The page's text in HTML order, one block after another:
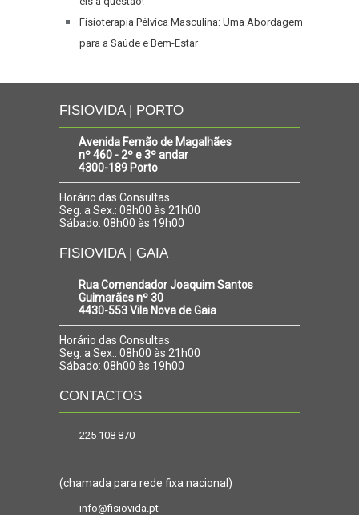
Fisioterapia Pélvica Masculina: Uma Abordagem
para a Saúde e Bem-Estar
FISIOVIDA | PORTO
Avenida Fernão de Magalhães
nº 460 - 2º e 3º andar
4300-189 Porto
Horário das Consultas
Seg. a Sex.: 08h00 às 21h00
Sábado: 08h00 às 19h00
FISIOVIDA | GAIA
Rua Comendador Joaquim Santos
Guimarães nº 30
4430-553 Vila Nova de Gaia
Horário das Consultas
Seg. a Sex.: 08h00 às 21h00
Sábado: 08h00 às 19h00
CONTACTOS
225 108 870
(chamada para rede fixa nacional)
info@fisiovida.pt